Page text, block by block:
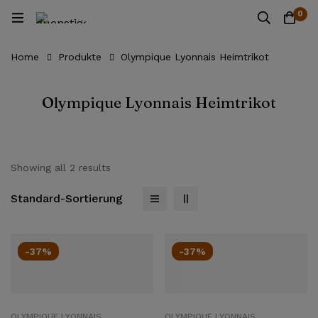
0
Home Produkte Olympique Lyonnais Heimtrikot
Olympique Lyonnais Heimtrikot
Showing all 2 results
Standard-Sortierung
-37% -37%